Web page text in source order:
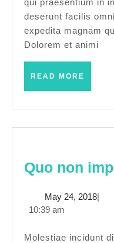
deserunt facilis
expedita magnam
Dolorem et animi
READ MORE
Quo non
May 24, 2018May
|
10:39 am
Molestiae incidunt dicta vel sed vitae quo Et